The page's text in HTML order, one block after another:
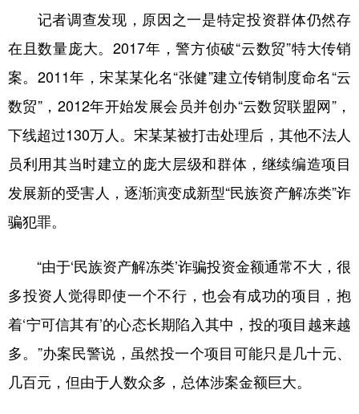
记者调查发现，原因之一是特定投资群体仍然存
在且数量庞大。2017年，警方侦破“云数贸”特大传销
案。2011年，宋某某化名“张健”建立传销制度命名“云
数贸”，2012年开始发展会员并创办“云数贸联盟网”，
下线超过130万人。宋某某被打击处理后，其他不法人
员利用其当时建立的庞大层级和群体，继续编造项目
发展新的受害人，逐渐演变成新型“民族资产解冻类”诈
骗犯罪。
“由于‘民族资产解冻类’诈骗投资金额通常不大，很
多投资人觉得即使一个不行，也会有成功的项目，抱
着‘宁可信其有’的心态长期陷入其中，投的项目越来越
多。”办案民警说，虽然投一个项目可能只是几十元、
几百元，但由于人数众多，总体涉案金额巨大。